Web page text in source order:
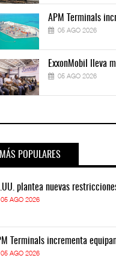
APM Terminals
05 AGO 2026
ExxonMobil lleva
05 AGO 2026
MÁS POPULARES
plantea nuevas
05 AGO 2026
Terminals incrementa
05 AGO 2026